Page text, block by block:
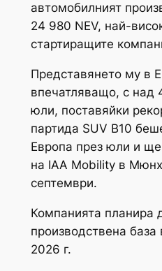
автомобилният
24 980 NEV, най-
стартиращите
Представянето му в
впечатляващо, с над
юли, поставяйки
партида SUV B10
Европа през юли и
на IAA Mobility в
септември.
Компанията планира
производствена
2026 г.